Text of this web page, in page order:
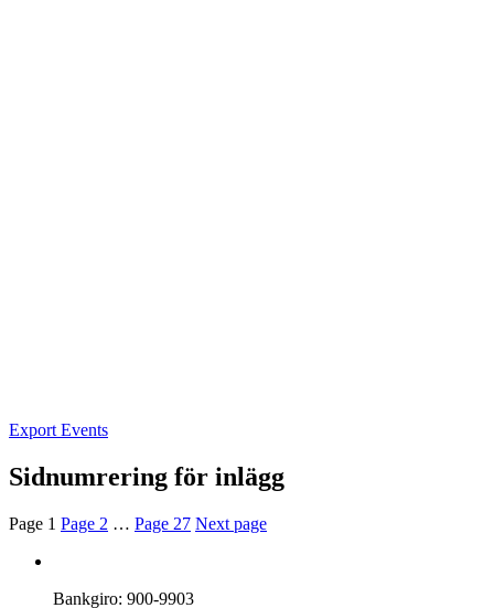
Export Events
Sidnumrering för inlägg
Page 1 Page 2 … Page 27 Next page
Bankgiro: 900-9903